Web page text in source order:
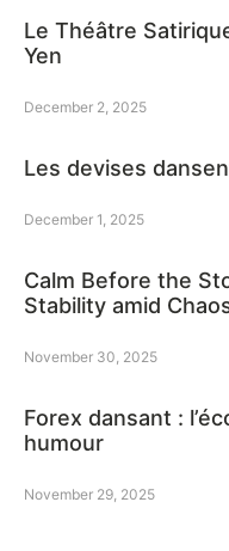
Le Théâtre
Yen
December 2, 2025
Les devises
December 1, 2025
Calm Before the
Stability amid
November 30, 2025
Forex dansant :
humour
November 29, 2025